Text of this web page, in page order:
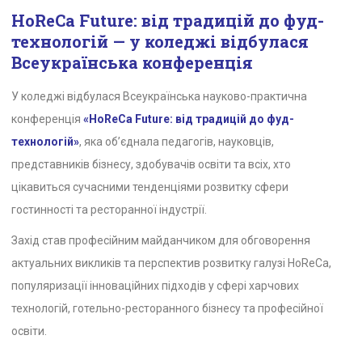
HoReCa Future: від традицій до фуд-
технологій — у коледжі відбулася
Всеукраїнська конференція
У коледжі відбулася Всеукраїнська науково-практична
конференція«HoReCa Future: від традицій до фуд-
технологій», яка об’єднала педагогів, науковців,
представників бізнесу, здобувачів освіти та всіх, хто
цікавиться сучасними тенденціями розвитку сфери
гостинності та ресторанної індустрії.
Захід став професійним майданчиком для обговорення
актуальних викликів та перспектив розвитку галузі HoReCa,
популяризації інноваційних підходів у сфері харчових
технологій, готельно-ресторанного бізнесу та професійної
освіти.